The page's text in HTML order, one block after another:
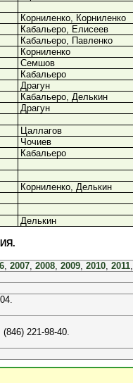
Корниленко, Корниленко
Кабальеро, Елисеев
Кабальеро, Павленко
Корниленко
Семшов
Кабальеро
Драгун
Кабальеро, Делькин
Драгун
Цаллагов
Чочиев
Кабальеро
Корниленко, Делькин
Делькин
, 2007, 2008, 2009, 2010, 2011,
221-98-40.